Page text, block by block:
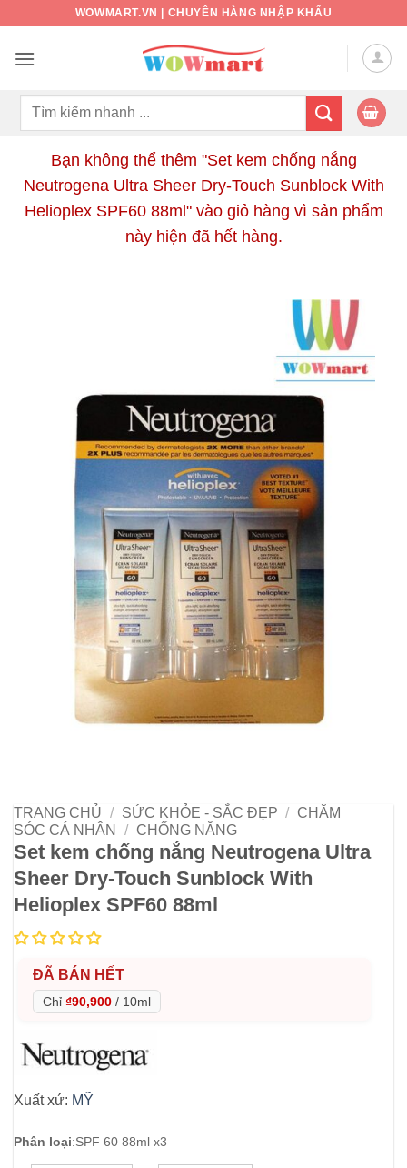
nội
WOWMART.VN | CHUYÊN HÀNG NHẬP KHẨU
Tìm
Bạn không thể thêm "Set kem chống nắng
Neutrogena Ultra Sheer Dry-Touch Sunblock With
Helioplex SPF60 88ml" vào giỏ hàng vì sản phẩm
này hiện đã hết hàng.
TRANG CHỦ / SỨC KHỎE - SẮC ĐẸP / CHĂM
SÓC CÁ NHÂN
/ CHỐNG NẮNG
Set kem chống nắng Neutrogena Ultra
Sheer Dry-Touch Sunblock With
Helioplex SPF60 88ml
ĐÃ BÁN HẾT
Chỉ ₫90,900 / 10ml
Xuất xứ: MỸ
Phân loại:SPF 60 88ml x3